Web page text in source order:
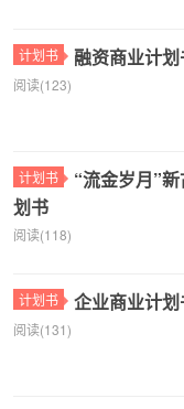
计划书 融资商业计划
阅读(123)
计划书
“流金岁月”
划书
阅读(118)
计划书 企业商业计划
阅读(131)